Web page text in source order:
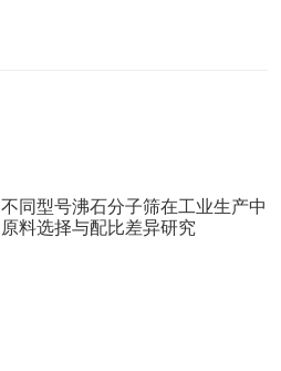
不同型号沸石分子筛在工业生产中
原料选择与配比差异研究